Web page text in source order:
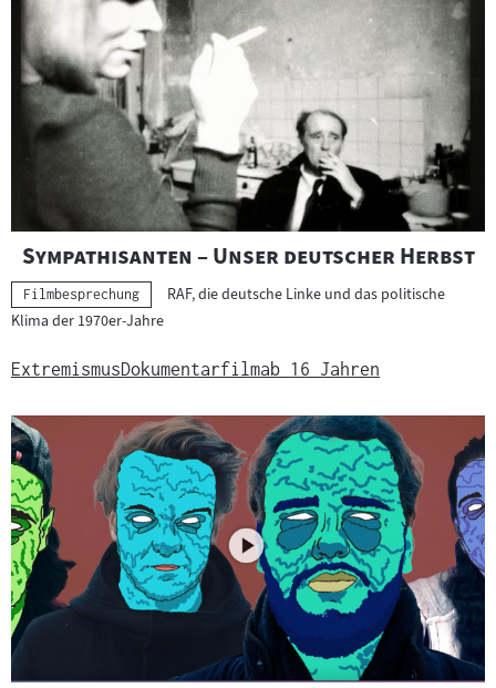
"
Sympathisanten – Unser deutscher Herbst"
Kategorie:
Filmbesprechung
RAF, die deutsche Linke und das politische
Klima der 1970er-Jahre
ExtremismusDokumentarfilmab 16 Jahren